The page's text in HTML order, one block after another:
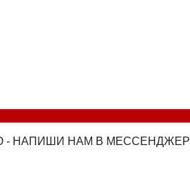
- НАПИШИ НАМ В МЕССЕНДЖЕР